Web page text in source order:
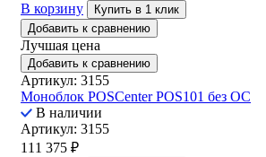
В корзину
Купить в 1 клик
Добавить к сравнению
Лучшая цена
Добавить к сравнению
Артикул: 3155
Моноблок POSCenter POS101 без ОС
В наличии
Артикул: 3155
111 375 ₽